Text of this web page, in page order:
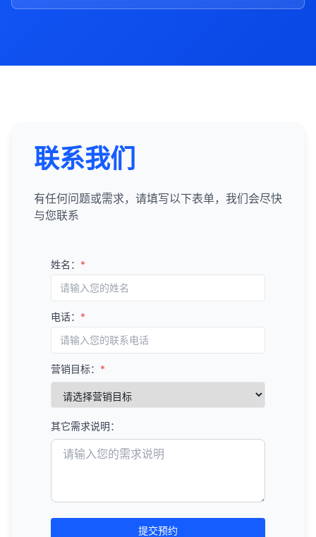
联系我们
有任何问题或需求，请填写以下表单，我们会尽快
与您联系
姓名： *
电话： *
营销目标： *
其它需求说明：
提交预约